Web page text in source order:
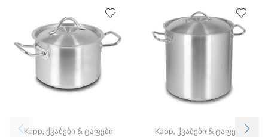
Kapp, ქვაბები & ტაფები Kapp, ქვაბები & ტაფები